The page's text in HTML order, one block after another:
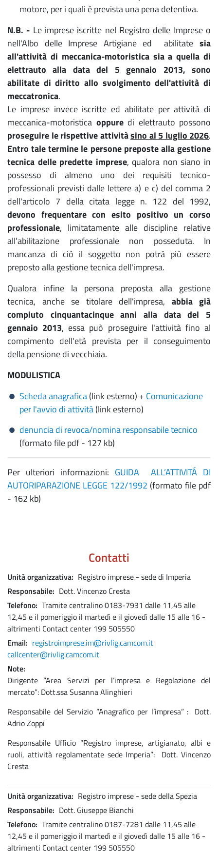
motore, per i quali è prevista una pena detentiva.
N.B. - Le imprese iscritte nel Registro delle Imprese o
nell'Albo delle Imprese Artigiane ed abilitate sia
all'attività di meccanica-motoristica sia a quella di
elettrauto alla data del 5 gennaio 2013, sono
abilitate di diritto allo svolgimento dell'attività di
meccatronica.
Le imprese invece iscritte ed abilitate per attività di
meccanica-motoristica oppuredi elettrauto possono
proseguire le rispettive attivitàsino al 5 luglio 2026.
Entro tale termine le persone preposte alla gestione
tecnica delle predette imprese, qualora non siano in
possesso di almeno uno dei requisiti tecnico-
professionali previsti dalle lettere a) e c) del comma 2
dell'articolo 7 della citata legge n. 122 del 1992,
devono frequentare con esito positivo un corso
professionale, limitatamente alle discipline relative
all'abilitazione professionale non posseduta. In
mancanza di ciò il soggetto non potrà più essere
preposto alla gestione tecnica dell'impresa.
Qualora infine la persona preposta alla gestione
tecnica, anche se titolare dell'impresa, abbia già
compiuto cinquantacinque anni alla data del 5
gennaio 2013, essa può proseguire l'attività fino al
compimento dell'età prevista per il conseguimento
della pensione di vecchiaia.
MODULISTICA
Scheda anagrafica(link esterno) + Comunicazione
per l'avvio di attività(link esterno)
denuncia di revoca/nomina responsabile tecnico
(formato file pdf - 127 kb)
Per ulteriori informazioni: GUIDA ALL’ATTIVITÁ DI
AUTORIPARAZIONE LEGGE 122/1992 (formato file pdf
- 162 kb)
Contatti
Unità organizzativa Registro imprese - sede di Imperia
Responsabile Dott. Vincenzo Cresta
Telefono Tramite centralino 0183-7931 dalle 11,45 alle
12,45 e il pomeriggio il martedì e il giovedì dalle 15 alle 16 -
altrimenti Contact center 199 505550
Email
registroimprese.im@rivlig.camcom.it
callcenter@rivlig.camcom.it
Note
Dirigente “Area Servizi per l’impresa e Regolazione del
mercato”: Dott.ssa Susanna Alinghieri
Responsabile del Servizio “Anagrafico per l’impresa” : Dott.
Adrio Zoppi
Responsabile Ufficio “Registro imprese, artigianato, albi e
ruoli, attività regolamentate sede Imperia”: Dott. Vincenzo
Cresta
Unità organizzativa Registro imprese - sede della Spezia
Responsabile Dott. Giuseppe Bianchi
Telefono Tramite centralino 0187-7281 dalle 11,45 alle
12,45 e il pomeriggio il martedì e il giovedì dalle 15 alle 16 -
altrimenti Contact center 199 505550